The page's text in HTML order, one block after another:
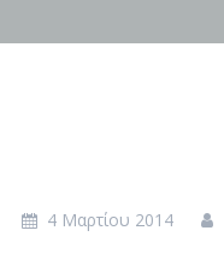
4 Μαρτίου 2014